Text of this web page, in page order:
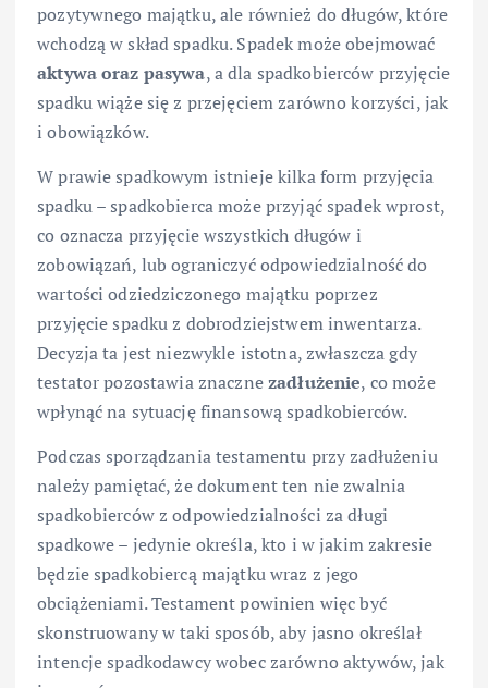
pozytywnego majątku, ale również do długów, które
wchodzą w skład spadku. Spadek może obejmować
aktywa oraz pasywa, a dla spadkobierców przyjęcie
spadku wiąże się z przejęciem zarówno korzyści, jak
i obowiązków.
W prawie spadkowym istnieje kilka form przyjęcia
spadku – spadkobierca może przyjąć spadek wprost,
co oznacza przyjęcie wszystkich długów i
zobowiązań, lub ograniczyć odpowiedzialność do
wartości odziedziczonego majątku poprzez
przyjęcie spadku z dobrodziejstwem inwentarza.
Decyzja ta jest niezwykle istotna, zwłaszcza gdy
testator pozostawia znacznezadłużenie, co może
wpłynąć na sytuację finansową spadkobierców.
Podczas sporządzania testamentu przy zadłużeniu
należy pamiętać, że dokument ten nie zwalnia
spadkobierców z odpowiedzialności za długi
spadkowe – jedynie określa, kto i w jakim zakresie
będzie spadkobiercą majątku wraz z jego
obciążeniami. Testament powinien więc być
skonstruowany w taki sposób, aby jasno określał
intencje spadkodawcy wobec zarówno aktywów, jak